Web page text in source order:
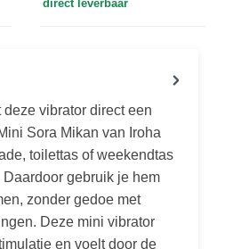
direct leverbaar
vibrator direct een
Sora Mikan van Iroha
toilettas of weekendtas
gebruik je hem
zonder gedoe met
Deze mini vibrator
en voelt door de